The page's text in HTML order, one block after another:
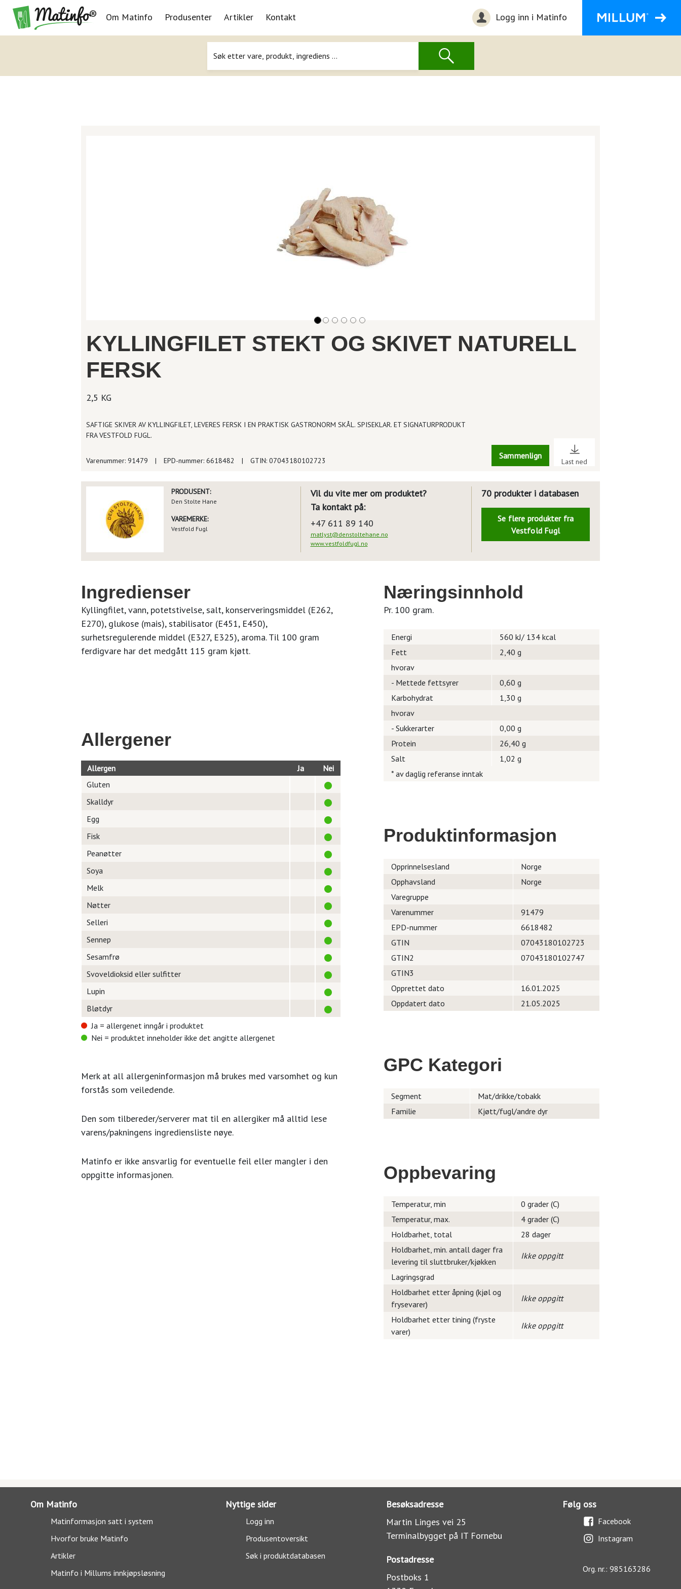
Navigasjon
Om Matinfo Produsenter Artikler Kontakt Logg inn i Matinfo
KYLLINGFILET STEKT OG SKIVET NATURELL
FERSK
2,5 KG
SAFTIGE SKIVER AV KYLLINGFILET, LEVERES FERSK I EN PRAKTISK GASTRONORM SKÅL. SPISEKLAR. ET SIGNATURPRODUKT
FRA VESTFOLD FUGL.
Sammenlign
Last ned
Varenummer: 91479 | EPD-nummer: 6618482 | GTIN: 07043180102723
PRODUSENT:
Den Stolte Hane
VAREMERKE:
Vestfold Fugl
Vil du vite mer om produktet?
Ta kontakt på:
+47 611 89 140
matlyst@denstoltehane.no
www.vestfoldfugl.no
70 produkter i databasen
Se flere produkter fra
Vestfold Fugl
Ingredienser
Kyllingfilet, vann, potetstivelse, salt, konserveringsmiddel (E262,
E270), glukose (mais), stabilisator (E451, E450),
surhetsregulerende middel (E327, E325), aroma. Til 100 gram
ferdigvare har det medgått 115 gram kjøtt.
Allergener
Allergen Ja
Nei
Gluten
Skalldyr
Egg
Fisk
Peanøtter
Soya
Melk
Nøtter
Selleri
Sennep
Sesamfrø
Svoveldioksid eller sulfitter
Lupin
Bløtdyr
Ja = allergenet inngår i produktet
Nei = produktet inneholder ikke det angitte allergenet
Merk at all allergeninformasjon må brukes med varsomhet og kun
forstås som veiledende.
Den som tilbereder/serverer mat til en allergiker må alltid lese
varens/pakningens ingrediensliste nøye.
Matinfo er ikke ansvarlig for eventuelle feil eller mangler i den
oppgitte informasjonen.
Næringsinnhold
Pr. 100 gram.
Energi
560 kJ/ 134 kcal
Fett
2,40 g
hvorav
- Mettede fettsyrer
0,60 g
Karbohydrat
1,30 g
hvorav
- Sukkerarter
0,00 g
Protein
26,40 g
Salt
1,02 g
* av daglig referanse inntak
Produktinformasjon
Opprinnelsesland
Norge
Opphavsland
Norge
Varegruppe
Varenummer
91479
EPD-nummer
6618482
GTIN
07043180102723
GTIN2
07043180102747
GTIN3
Opprettet dato
16.01.2025
Oppdatert dato
21.05.2025
GPC Kategori
Segment
Mat/drikke/tobakk
Familie
Kjøtt/fugl/andre dyr
Oppbevaring
Temperatur, min
0 grader (C)
Temperatur, max.
4 grader (C)
Holdbarhet, total
28 dager
Holdbarhet, min. antall dager fra
levering til sluttbruker/kjøkken
Ikke oppgitt
Lagringsgrad
Holdbarhet etter åpning (kjøl og
frysevarer)
Ikke oppgitt
Holdbarhet etter tining (fryste
varer)
Ikke oppgitt
Om Matinfo
Matinformasjon satt i system
Hvorfor bruke Matinfo
Artikler
Matinfo i Millums innkjøpsløsning
Nyttige sider
Logg inn
Produsentoversikt
Søk i produktdatabasen
Besøksadresse
Martin Linges vei 25
Terminalbygget på IT Fornebu
Postadresse
Postboks 1
Følg oss
Facebook
Instagram
Org. nr.: 985163286